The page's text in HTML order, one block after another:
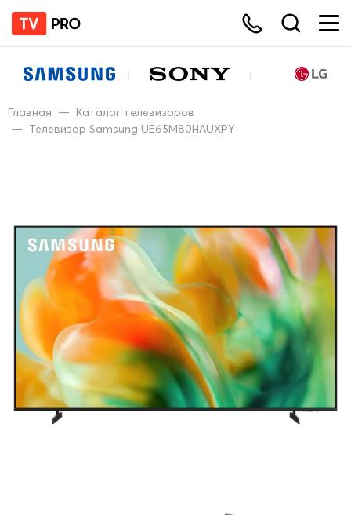
Главная — Каталог телевизоров
— Телевизор Samsung UE65M80HAUXPY